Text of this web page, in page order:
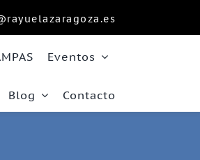
Eventos
Blog Contacto